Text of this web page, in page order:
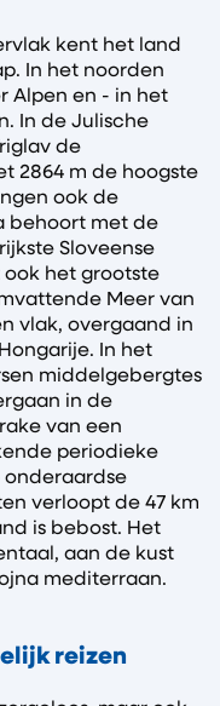
kent het land
In het noorden
Alpen en - in het
In de Julische
de
2864 m de hoogste
ook de
behoort met de
Sloveense
ook het grootste
Meer van
vlak, overgaand in
In het
middelgebergtes
in de
van een
periodieke
onderaardse
verloopt de 47 km
is bebost. Het
aan de kust
mediterraan.
reizen